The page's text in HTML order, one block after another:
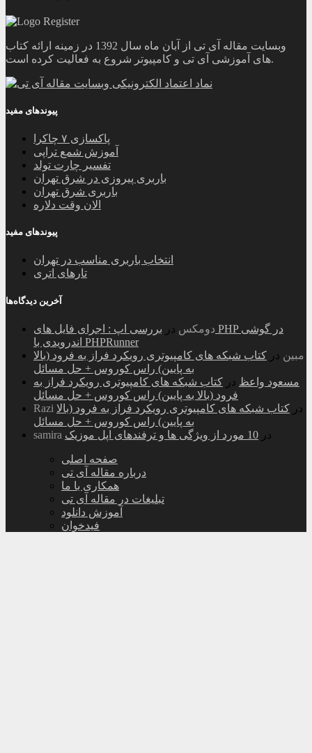
وبسایت مقاله آی تی از آبان ماه سال 1392 در زمینه ارائه کتاب
های آموزشی آی تی و کامپیوتر شروع به فعالیت کرده است.
پیوندهای مفید
پاکسازی ۷ چاکرا
آموزش شمع تراپی
تفسیر چارت تولد
باربری پیروزی در شرق تهران
باربری شرق تهران
الان وقت دلاره
پیوندهای مفید
انتخاب باربری مناسب در تهران
تارهای اتری
آخرین دیدگاه‌ها
دومکس در بررسی اپ : اجرای فایل های PHP در گوشی
اندرویدی با PHPRunner
مبین در کتاب شبکه های کامپیوتری رویکرد فراز به فرود (بالا
به پایین) راس کوروس + حل مسائل
مسعود واعظ در کتاب شبکه های کامپیوتری رویکرد فراز به
فرود (بالا به پایین) راس کوروس + حل مسائل
Razi
در کتاب شبکه های کامپیوتری رویکرد فراز به فرود (بالا
به پایین) راس کوروس + حل مسائل
samira
در 10 مورد از ویژگی ها و ترفندهای اپل موزیک
صفحه اصلی
درباره مقاله آی تی
همکاری با ما
تبلیغات در مقاله آی تی
آموزش دانلود
فیدخوان